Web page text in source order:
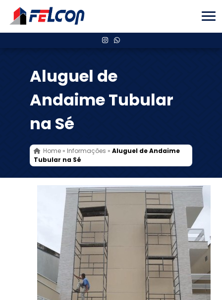
Aluguel de
Andaime Tubular
na Sé
Home» Informações » Aluguel de Andaime
Tubular na Sé